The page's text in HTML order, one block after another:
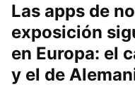
Las apps de
exposición
en Europa: el
y el de